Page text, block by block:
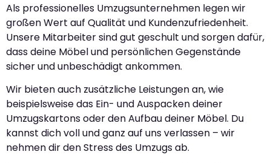
Als professionelles Umzugsunternehmen legen wir
großen Wert auf Qualität und Kundenzufriedenheit.
Unsere Mitarbeiter sind gut geschult und sorgen dafür,
dass deine Möbel und persönlichen Gegenstände
sicher und unbeschädigt ankommen.
Wir bieten auch zusätzliche Leistungen an, wie
beispielsweise das Ein- und Auspacken deiner
Umzugskartons oder den Aufbau deiner Möbel. Du
kannst dich voll und ganz auf uns verlassen – wir
nehmen dir den Stress des Umzugs ab.